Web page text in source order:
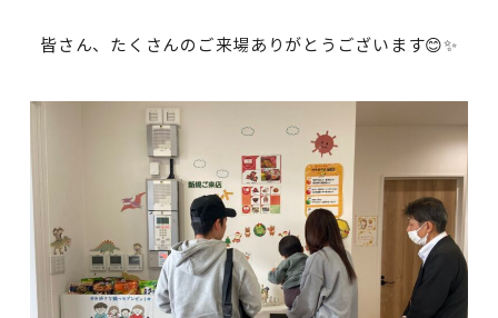
皆さん、たくさんのご来場ありがとうございます😊✨